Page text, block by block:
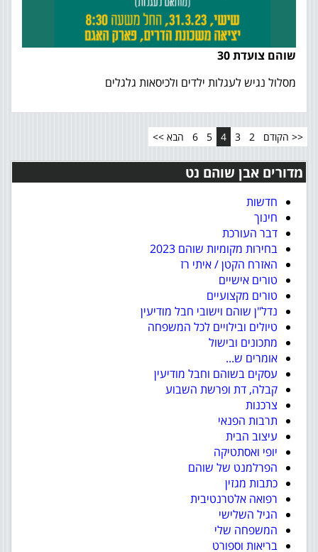
שוהם צועדת 30
מסלול נגיש לעגלות ילדים ולכיסאות גלגלים
<< הקודם 2
3
4
5
6 הבא >>
מדורים אבן שוהם נט
חדשות
חינוך
דבר העורכת
בחירות מקומיות שוהם 2023
האזרח הקטן / איתי רז
טורים אישיים
טורים מקצועיים
נדל"ן שוהם וישובי חבל מודיעין
טיולים ובילויים לכל המשפחה
מתכונים ובישול
אומרים ש...
עסקים בשוהם וחבל מודיעין
קבלה, דת ופרשת השבוע
צרכנות
תרבות הפנאי
עיצוב הבית
יופי ואסתטיקה
הפרלמנט של שוהם
כתבות מגזין
רפואה אלטרנטיבית
הגיל השלישי
המשפחה שלי
בריאות וספורט